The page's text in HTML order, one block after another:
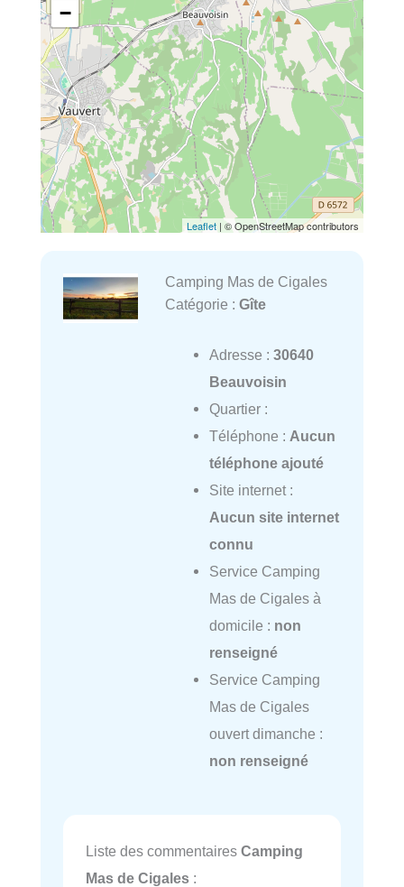
−
Leaflet | © OpenStreetMap contributors
Camping Mas de Cigales
Catégorie : Gîte
Adresse : 30640
Beauvoisin
Quartier :
Téléphone : Aucun
téléphone ajouté
Site internet :
Aucun site internet
connu
Service Camping
Mas de Cigales à
domicile : non
renseigné
Service Camping
Mas de Cigales
ouvert dimanche :
non renseigné
Liste des commentaires Camping
Mas de Cigales :